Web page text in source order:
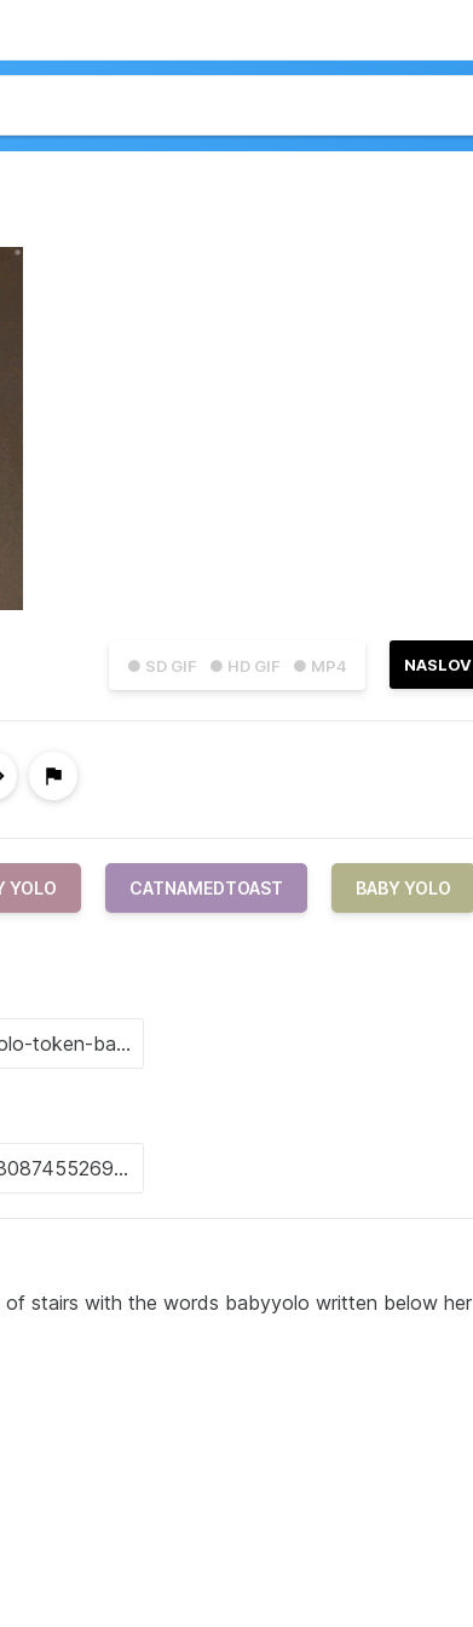
● SD GIF ● HD GIF ● MP4 NASLOV
YOLO CATNAMEDTOAST BABY YOLO
stairs with the words babyyolo written below her